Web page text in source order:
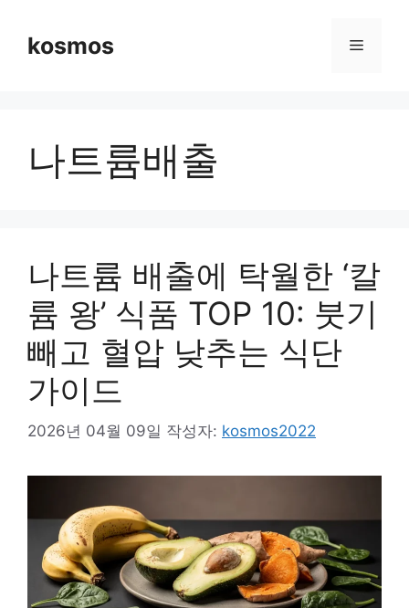
kosmos 메
나트륨배출
나트륨 배출에 탁월한 ‘칼
륨 왕’ 식품 TOP 10: 붓기
빼고 혈압 낮추는 식단
가이드
2026년 04월 09일 작성자: kosmos2022